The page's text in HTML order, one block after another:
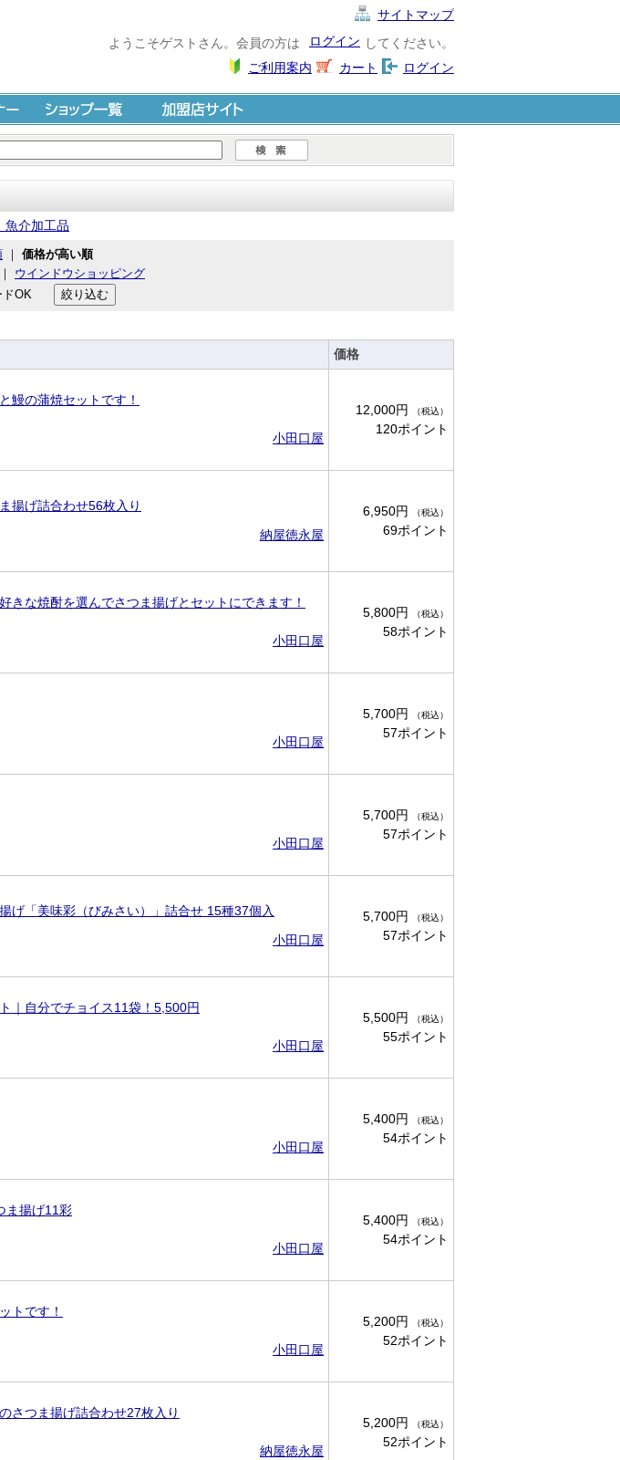
サイトマップ
してください。
ログイン
ようこそゲストさん。会員の方は
ログイン
カート
ご利用案内
ショップ一覧 加盟店サイト
魚介加工品
｜ 価格が高い順
｜ ウインドウショッピング
ドOK
価格
鰻の蒲焼セットです！
小田口屋
12,000円 （税込）
120ポイント
揚げ詰合わせ56枚入り
納屋徳永屋
6,950円 （税込）
69ポイント
きな焼酎を選んでさつま揚げとセットにできます！
小田口屋
5,800円 （税込）
58ポイント
小田口屋
5,700円 （税込）
57ポイント
小田口屋
5,700円 （税込）
57ポイント
「美味彩（びみさい）」詰合せ 15種37個入
小田口屋
5,700円 （税込）
57ポイント
｜自分でチョイス11袋！5,500円
小田口屋
5,500円 （税込）
55ポイント
小田口屋
5,400円 （税込）
54ポイント
ま揚げ11彩
小田口屋
5,400円 （税込）
54ポイント
トです！
小田口屋
5,200円 （税込）
52ポイント
さつま揚げ詰合わせ27枚入り
納屋徳永屋
5,200円 （税込）
52ポイント